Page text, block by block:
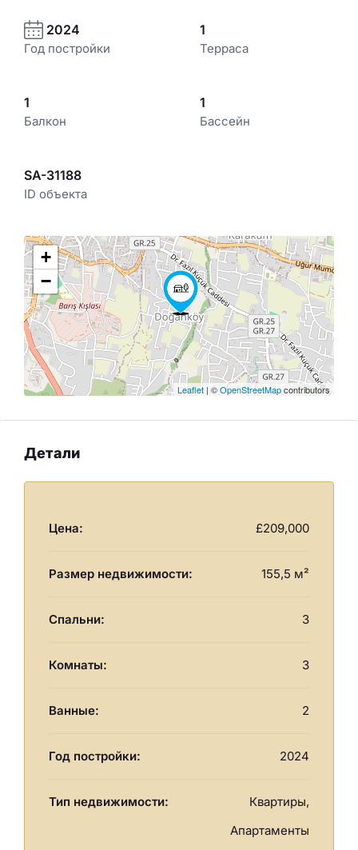
2024
Год постройки
1
Терраса
1
Балкон
1
Бассейн
SA-31188
ID объекта
+
−
Leaflet | ©OpenStreetMapcontributors
Детали
Цена: £209,000
Размер недвижимости: 155,5 м²
Спальни: 3
Комнаты: 3
Ванные: 2
Год постройки: 2024
Тип недвижимости:
Квартиры,
Апартаменты